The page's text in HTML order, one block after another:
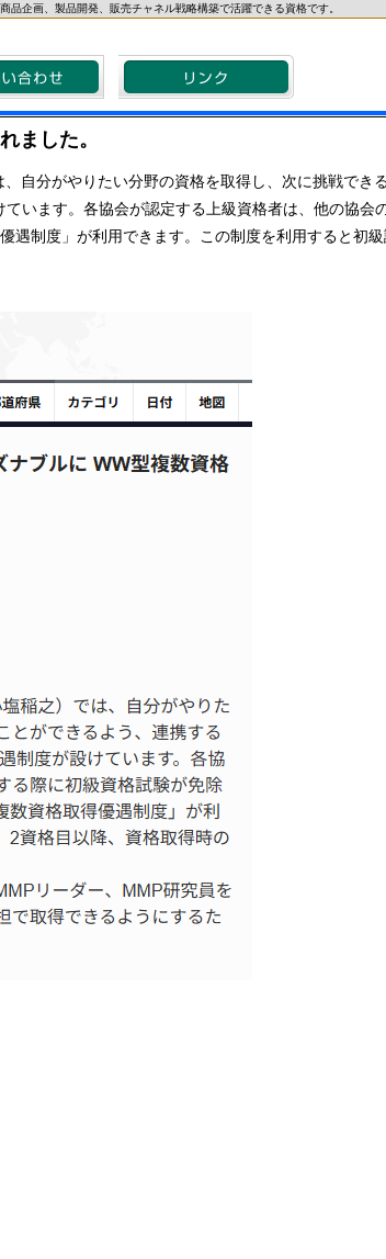
企画、製品開発、販売チャネル戦略構築で活躍できる資格です。
ました。
自分がやりたい分野の資格を取得し、次に挑戦でき
います。各協会が認定する上級資格者は、他の協会
遇制度」が利用できます。この制度を利用すると初